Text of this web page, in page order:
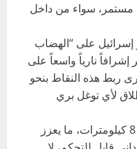
سواء من داخل
إسرائيل على “الهضاب
إشرافاً نارياً واسعاً على
ربط هذه النقاط بنحو
لأي توغل بري
وأضاف أن التوغل الفعلي لا يتجاوز 8 كيلومترات، ما يعزز